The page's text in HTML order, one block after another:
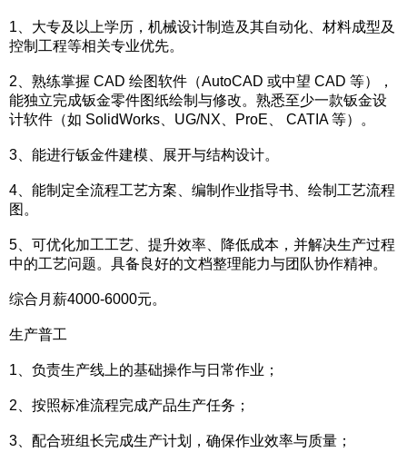
1、大专及以上学历，机械设计制造及其自动化、材料成型及
控制工程等相关专业优先。
2、熟练掌握 CAD 绘图软件（AutoCAD 或中望 CAD 等），
能独立完成钣金零件图纸绘制与修改。熟悉至少一款钣金设
计软件（如 SolidWorks、UG/NX、ProE、 CATIA 等）。
3、能进行钣金件建模、展开与结构设计。
4、能制定全流程工艺方案、编制作业指导书、绘制工艺流程
图。
5、可优化加工工艺、提升效率、降低成本，并解决生产过程
中的工艺问题。具备良好的文档整理能力与团队协作精神。
综合月薪4000-6000元。
生产普工
1、负责生产线上的基础操作与日常作业；
2、按照标准流程完成产品生产任务；
3、配合班组长完成生产计划，确保作业效率与质量；